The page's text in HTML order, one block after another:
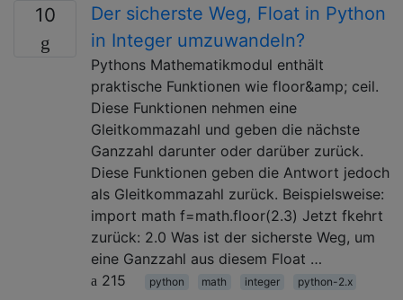
10
Der sicherste Weg, Float in Python
in Integer umzuwandeln?
Pythons Mathematikmodul enthält
praktische Funktionen wie floor&amp; ceil.
Diese Funktionen nehmen eine
Gleitkommazahl und geben die nächste
Ganzzahl darunter oder darüber zurück.
Diese Funktionen geben die Antwort jedoch
als Gleitkommazahl zurück. Beispielsweise:
import math f=math.floor(2.3) Jetzt fkehrt
zurück: 2.0 Was ist der sicherste Weg, um
eine Ganzzahl aus diesem Float …
215
python math integer python-2.x